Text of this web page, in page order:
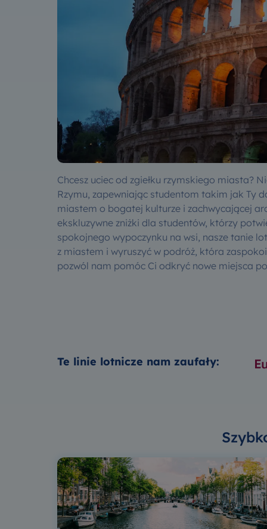
Chcesz uciec od zgiełku rzymskiego miasta?
Rzymu, zapewniając studentom takim jak Ty
miastem o bogatej kulturze i zachwycającej
ekskluzywne zniżki dla studentów, którzy
spokojnego wypoczynku na wsi, nasze tanie
z miastem i wyruszyć w podróż, która
pozwól nam pomóc Ci odkryć nowe miejsca
Te linie lotnicze nam zaufały: